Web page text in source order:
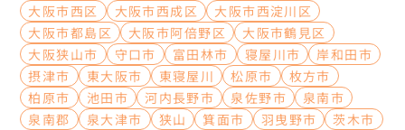
大阪市西区
大阪市西成区
大阪市西淀川区
大阪市都島区
大阪市阿倍野区
大阪市鶴見区
大阪狭山市
守口市 富田林市 寝屋川市
岸和田市
摂津市
東大阪市 東寝屋川 松原市
枚方市
柏原市
池田市 河内長野市 泉佐野市
泉南市
泉南郡
泉大津市 狭山 箕面市 羽曳野市
茨木市